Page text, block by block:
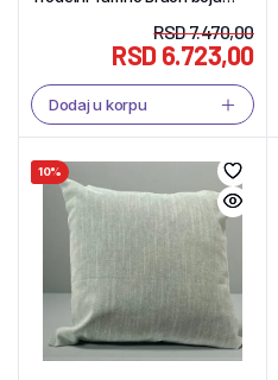
RSD7.470,00
RSD6.723,00
Dodaj u korpu
10%